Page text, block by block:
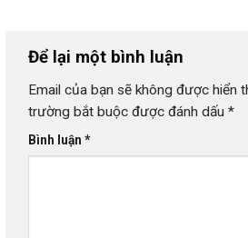
Để lại một bình luận
Email của bạn sẽ không được hiển
trường bắt buộc được đánh dấu *
Bình luận *